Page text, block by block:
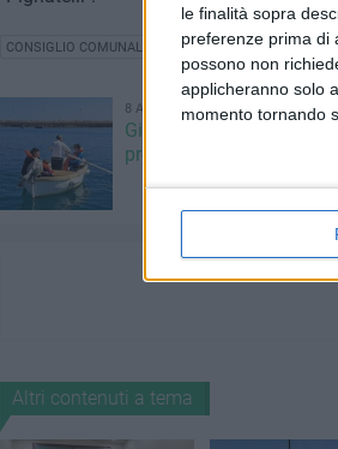
le finalità sopra
preferenze prima di
possono non
applicheranno solo
momento tornando
CONSIGLIO COMUNALE DISCARICA GIOVINAZZO
8 AGOSTO 2026
Giovinazzo Estate 2026: il
programma di sabato 8
Altri contenuti a tema